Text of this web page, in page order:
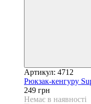
Артикул: 4712
Рюкзак-кенгуру
249 грн
Немає в наявності